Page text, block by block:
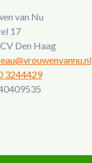
van Nu
17
Den Haag
3244429